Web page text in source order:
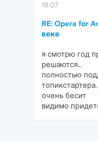
19:07
RE: Opera for
веке
я смотрю год
решаются...
полностью
очень бесит
видимо